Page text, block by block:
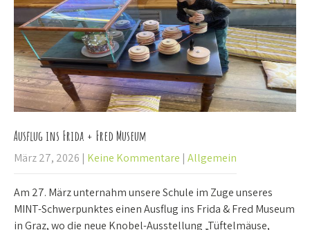
Ausflug ins Frida + Fred Museum
März 27, 2026 | Keine Kommentare | Allgemein
Am 27. März unternahm unsere Schule im Zuge unseres
MINT-Schwerpunktes einen Ausflug ins Frida & Fred Museum
in Graz, wo die neue Knobel-Ausstellung „Tüftelmäuse,